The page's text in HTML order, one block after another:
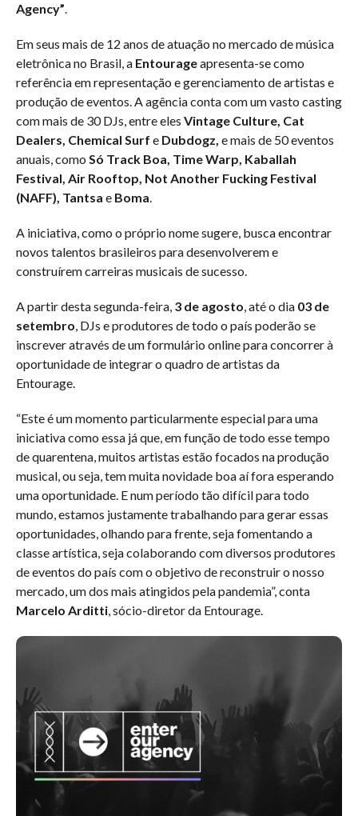
Agency”.
Em seus mais de 12 anos de atuação no mercado de música
eletrônica no Brasil, a Entourageapresenta-se como
referência em representação e gerenciamento de artistas e
produção de eventos. A agência conta com um vasto casting
com mais de 30 DJs, entre eles Vintage Culture, Cat
Dealers, Chemical Surf e Dubdogz, e mais de 50 eventos
anuais, como Só Track Boa, Time Warp, Kaballah
Festival, Air Rooftop, Not Another Fucking Festival
(NAFF), Tantsa e Boma.
A iniciativa, como o próprio nome sugere, busca encontrar
novos talentos brasileiros para desenvolverem e
construírem carreiras musicais de sucesso.
A partir desta segunda-feira, 3 de agosto, até o dia 03 de
setembro, DJs e produtores de todo o país poderão se
inscrever através de um formulário online para concorrer à
oportunidade de integrar o quadro de artistas da
Entourage.
“Este é um momento particularmente especial para uma
iniciativa como essa já que, em função de todo esse tempo
de quarentena, muitos artistas estão focados na produção
musical, ou seja, tem muita novidade boa aí fora esperando
uma oportunidade. E num período tão difícil para todo
mundo, estamos justamente trabalhando para gerar essas
oportunidades, olhando para frente, seja fomentando a
classe artística, seja colaborando com diversos produtores
de eventos do país com o objetivo de reconstruir o nosso
mercado, um dos mais atingidos pela pandemia”, conta
Marcelo Arditti, sócio-diretor da Entourage.